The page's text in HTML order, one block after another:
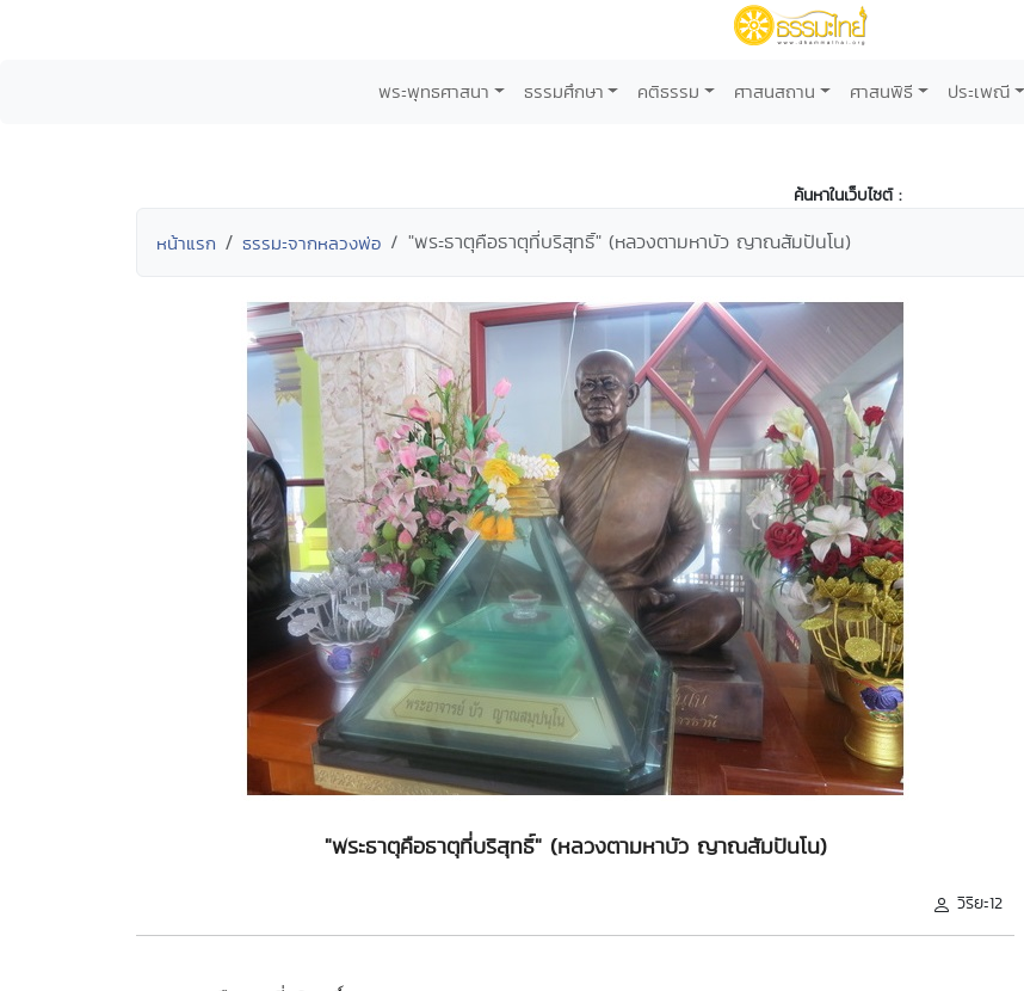
พระพุทธศาสนา ธรรมศึกษา คติธรรม ศาสนสถาน ศาสนพิธี ประเพณี
ค้นหาในเว็บไซต์ :
หน้าแรก ธรรมะจากหลวงพ่อ "พระธาตุคือธาตุที่บริสุทธิ์" (หลวงตามหาบัว ญาณสัมปันโน)
"พระธาตุคือธาตุที่บริสุทธิ์" (หลวงตามหาบัว ญาณสัมปันโน)
วิริยะ12